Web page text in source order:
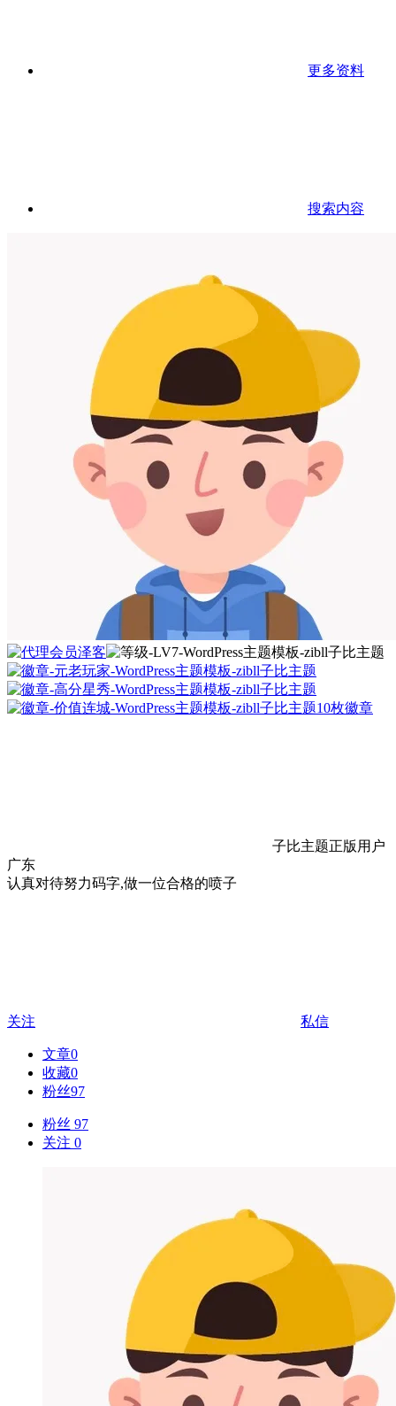
更多资料
搜索内容
泽客
10枚徽章
子比主题正版用户
广东
认真对待努力码字,做一位合格的喷子
关注 私信
文章0
收藏0
粉丝97
粉丝 97
关注 0